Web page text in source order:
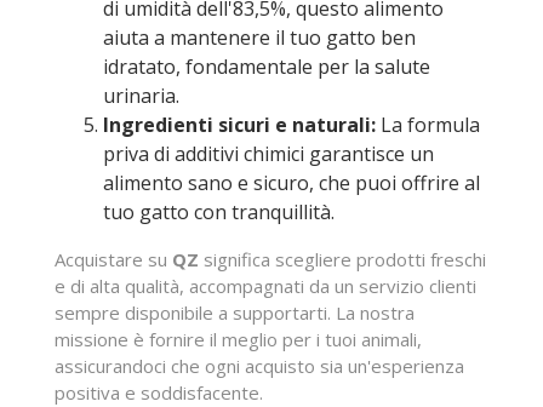
di umidità dell'83,5%, questo alimento
aiuta a mantenere il tuo gatto ben
idratato, fondamentale per la salute
urinaria.
Ingredienti sicuri e naturali: La formula
priva di additivi chimici garantisce un
alimento sano e sicuro, che puoi offrire al
tuo gatto con tranquillità.
Acquistare su QZ significa scegliere prodotti freschi
e di alta qualità, accompagnati da un servizio clienti
sempre disponibile a supportarti. La nostra
missione è fornire il meglio per i tuoi animali,
assicurandoci che ogni acquisto sia un'esperienza
positiva e soddisfacente.